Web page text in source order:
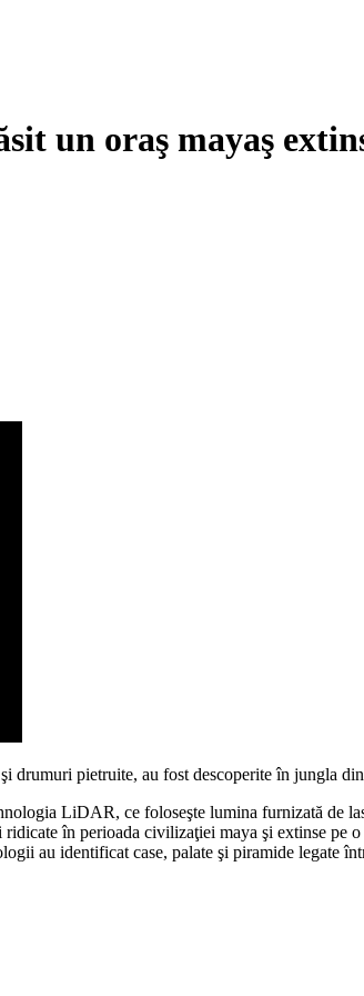
un oraş mayaş
drumuri pietruite, au fost descoperite în jungla
LiDAR, ce foloseşte lumina furnizată de
în perioada civilizaţiei maya şi extinse pe
au identificat case, palate şi piramide legate